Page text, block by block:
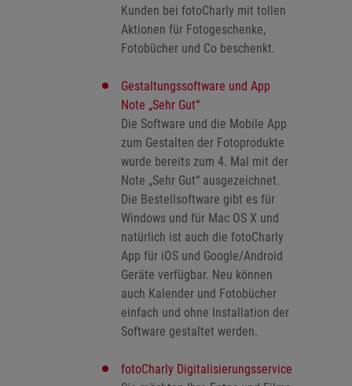
Kunden bei fotoCharly mit tollen
Aktionen für Fotogeschenke,
Fotobücher und Co beschenkt.
Gestaltungssoftware und App
Note „Sehr Gut“
Die Software und die Mobile App
zum Gestalten der Fotoprodukte
wurde bereits zum 4. Mal mit der
Note „Sehr Gut“ ausgezeichnet.
Die Bestellsoftware gibt es für
Windows und für Mac OS X und
natürlich ist auch die fotoCharly
App für iOS und Google/Android
Geräte verfügbar. Neu können
auch Kalender und Fotobücher
einfach und ohne Installation der
Software gestaltet werden.
fotoCharly Digitalisierungsservice